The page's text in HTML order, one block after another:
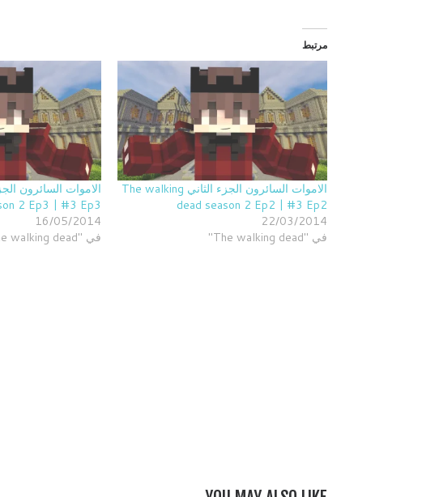
مرتبط
الاموات السائرون الجزء الثاني The walking
dead season 2 Ep2 | #3 Ep2
22/03/2014
في "The walking dead"
2 Ep3 | #3 Ep3
16/05/2014
في "The walking dead"